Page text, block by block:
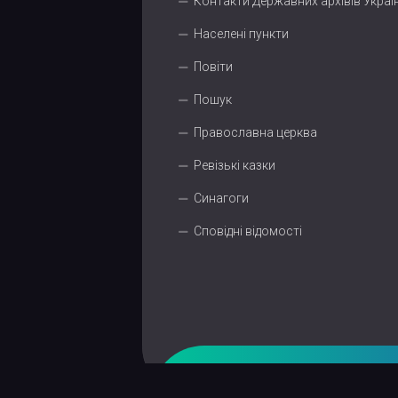
Населені пункти
Повіти
Пошук
Православна церква
Ревізькі казки
Синагоги
Сповідні відомості